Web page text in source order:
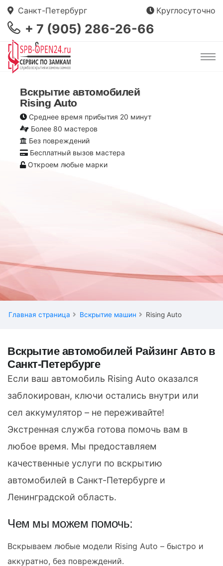
Санкт-Петербург Круглосуточно
+ 7 (905) 286-26-66
Вскрытие автомобилей
Rising Auto
Среднее время прибытия 20 минут
Более 80 мастеров
Без повреждений
Бесплатный вызов мастера
Откроем любые марки
Главная страница Вскрытие машин Rising Auto
Вскрытие автомобилей Райзинг Авто в
Санкт-Петербурге
Если ваш автомобиль Rising Auto оказался
заблокирован, ключи остались внутри или
сел аккумулятор – не переживайте!
Экстренная служба готова помочь вам в
любое время. Мы предоставляем
качественные услуги по вскрытию
автомобилей в Санкт-Петербурге и
Ленинградской область.
Чем мы можем помочь:
Вскрываем любые модели Rising Auto – быстро и
аккуратно, без повреждений.